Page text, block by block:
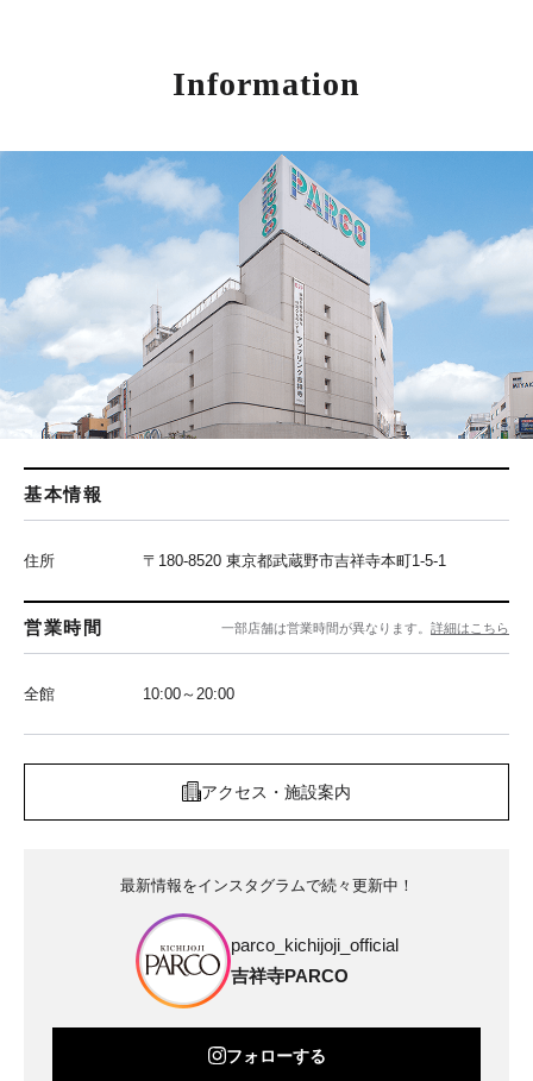
Information
基本情報
住所 〒180-8520 東京都武蔵野市吉祥寺本町1-5-1
営業時間 一部店舗は営業時間が異なります。 詳細はこちら
全館 10:00～20:00
アクセス・施設案内
最新情報をインスタグラムで続々更新中！
parco_kichijoji_official
吉祥寺PARCO
フォローする